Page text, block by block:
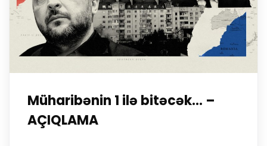
Müharibənin 1 ilə bitəcək… –
AÇIQLAMA